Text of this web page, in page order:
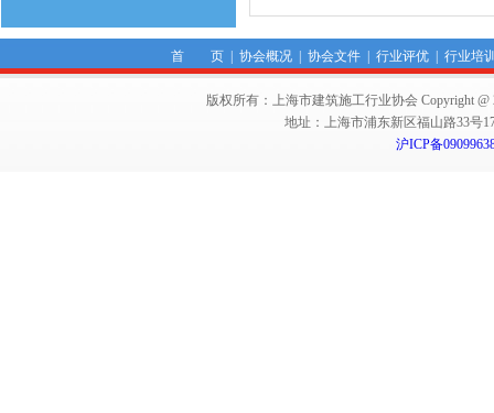
首 页| 协会概况| 协会文件| 行业评优| 行业培
版权所有：上海市建筑施工行业协会 Copyright @
地址：上海市浦东新区福山路33号
沪ICP备